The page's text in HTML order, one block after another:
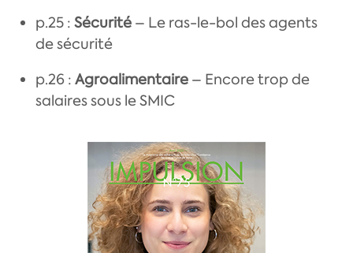
p.25 : Sécurité – Le ras-le-bol des agents
de sécurité
p.26 : Agroalimentaire – Encore trop de
salaires sous le SMIC